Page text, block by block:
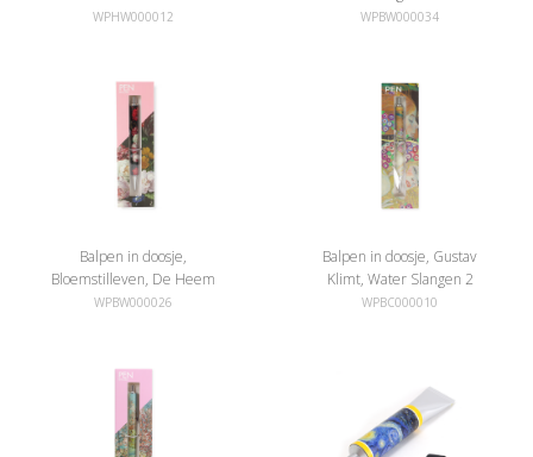
WPHW000012 WPBW000034
Balpen in doosje,
Bloemstilleven, De Heem
WPBW000026
Balpen in doosje, Gustav
Klimt, Water Slangen 2
WPBC000010